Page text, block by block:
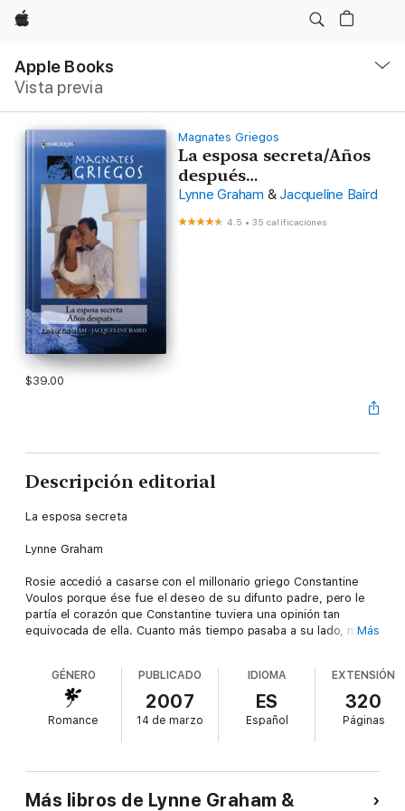
Apple
Apple Books
Vista previa
local
Abrir
Magnates Griegos
La esposa secreta/Años
después…
Lynne Graham & Jacqueline Baird
4.5 •35 calificaciones
$39.00
Descripción editorial
La esposa secreta
Lynne Graham
Rosie accedió a casarse con el millonario griego Constantine
Voulos porque ése fue el deseo de su difunto padre, pero le
partía el corazón que Constantine tuviera una opinión tan
equivocada de ella. Cuanto más tiempo pasaba a su lado, más
tenía que desvelar su secreto.
Años después..
. Jacqueline Baird De repente, el multimillonario novio de
Amber le dijo que estaba a punto de casarse con otra... Cinco
ser absorbida y Lucas, que volvía a estar soltero, pensó que el
Más
GÉNERO
Romance
PUBLICADO
2007
14 de marzo
IDIOMA
ES
Español
EXTENSIÓN
320
Páginas
Más libros de Lynne Graham &